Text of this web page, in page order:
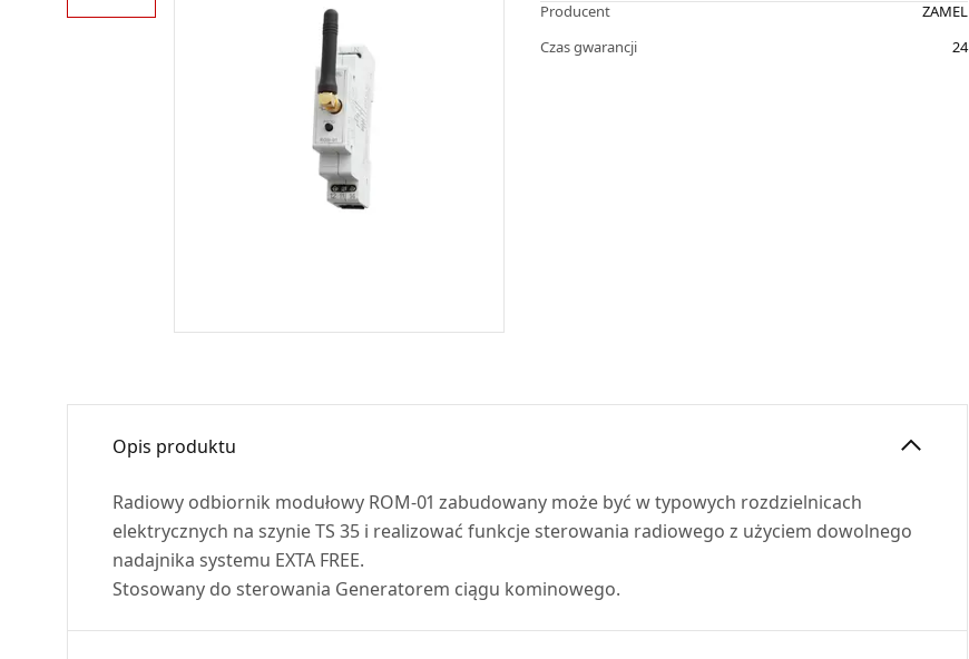
Producent
ZAMEL
Czas gwarancji
24
Opis produktu
Radiowy odbiornik modułowy ROM-01 zabudowany może być w typowych rozdzielnicach
elektrycznych na szynie TS 35 i realizować funkcje sterowania radiowego z użyciem dowolnego
nadajnika systemu EXTA FREE.
Stosowany do sterowania Generatorem ciągu kominowego.